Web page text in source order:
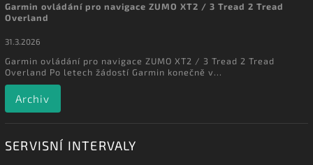
Garmin ovládání pro navigace ZUMO XT2 / 3 Tread 2 Tread
Overland
31.3.2026
Garmin ovládání pro navigace ZUMO XT2 / 3 Tread 2 Tread
Overland Po letech žádostí Garmin konečně v...
Archiv
SERVISNÍ INTERVALY